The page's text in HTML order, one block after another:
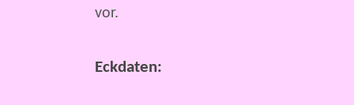
vor.
Eckdaten: